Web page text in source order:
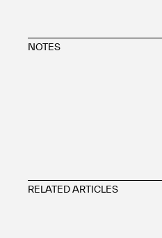
NOTES
RELATED ARTICLES